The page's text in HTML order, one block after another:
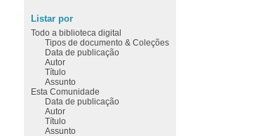
Listar por
Todo a biblioteca digital
Tipos de documento & Coleções
Data de publicação
Autor
Título
Assunto
Esta Comunidade
Data de publicação
Autor
Título
Assunto